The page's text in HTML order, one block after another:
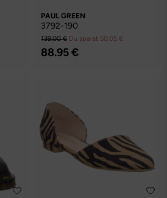
PAUL GREEN
3792-190
139.00 € Du sparst 50.05 €
88.95 €